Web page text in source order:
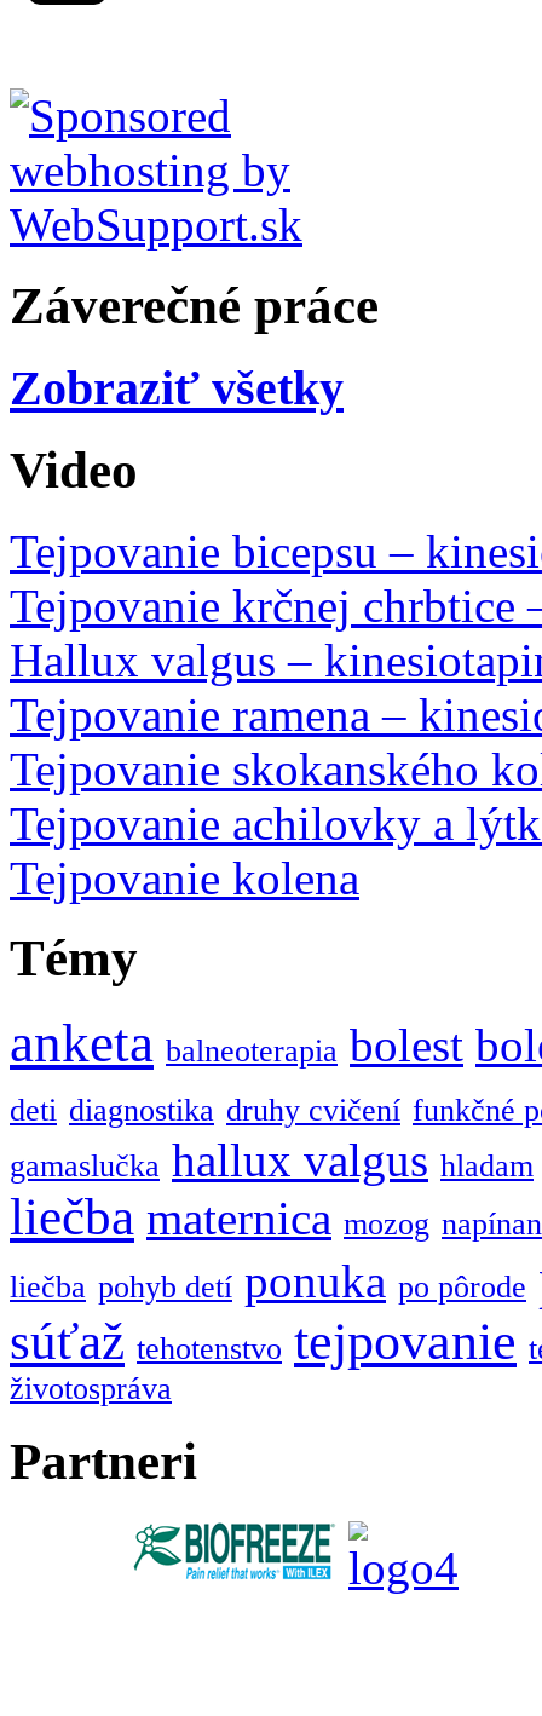
Záverečné práce
Zobraziť všetky
Video
Tejpovanie bicepsu –
Tejpovanie krčnej chrbtice
Hallux valgus –
Tejpovanie ramena –
Tejpovanie skokanského
Tejpovanie achilovky a
Tejpovanie kolena
Témy
anketa balneoterapia bolest
deti diagnostika druhy cvičení funkčné
gamaslučka hallux valgus hladam
liečba maternica mozog
liečba pohyb detí ponuka po pôrode
súťaž tehotenstvo tejpovanie
životospráva
Partneri